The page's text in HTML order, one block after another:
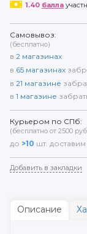
1.40 балла
Самовывоз:
(бесплатно)
в 2 магазинах
в 65 магазинах
в 21 магазине
в 1 магазине
Курьером по СПб:
(бесплатно от 2500
до >10 шт. доставим
Добавить в закладки
Описание